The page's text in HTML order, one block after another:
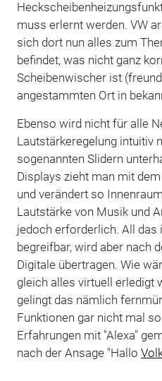
muss erlernt werden. VW
sich dort nun alles zum
befindet, was nicht ganz
Scheibenwischer ist
angestammten Ort in
Ebenso wird nicht für alle
Lautstärkeregelung intuitiv
sogenannten Slidern
Displays zieht man mit
und verändert so
Lautstärke von Musik und
jedoch erforderlich. All das
begreifbar, wird aber nach
Digitale übertragen. Wie
gleich alles virtuell erledigt
gelingt das nämlich
Funktionen gar nicht mal
Erfahrungen mit "Alexa"
nach der Ansage "Hallo